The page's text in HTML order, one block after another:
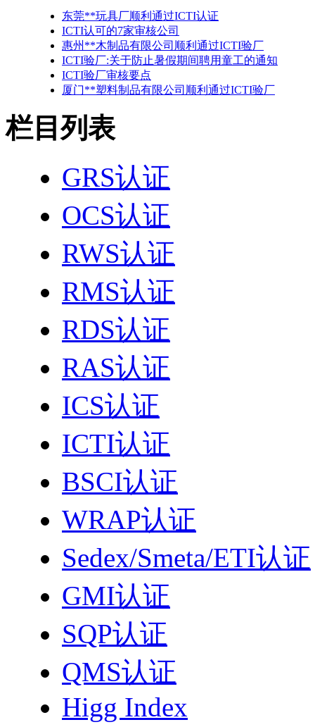
东莞**玩具厂顺利通过ICTI认证
ICTI认可的7家审核公司
惠州**木制品有限公司顺利通过ICTI验厂
ICTI验厂:关于防止暑假期间聘用童工的通知
ICTI验厂审核要点
厦门**塑料制品有限公司顺利通过ICTI验厂
栏目列表
GRS认证
OCS认证
RWS认证
RMS认证
RDS认证
RAS认证
ICS认证
ICTI认证
BSCI认证
WRAP认证
Sedex/Smeta/ETI认证
GMI认证
SQP认证
QMS认证
Higg Index